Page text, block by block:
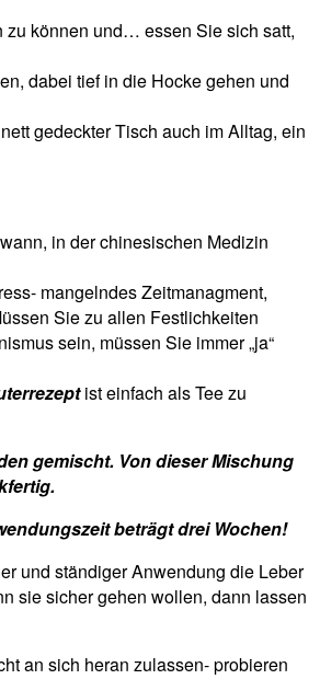
zu können und… essen Sie sich satt,
dabei tief in die Hocke gehen und
gedeckter Tisch auch im Alltag, ein
in der chinesischen Medizin
mangelndes Zeitmanagment,
Sie zu allen Festlichkeiten
sein, müssen Sie immer „ja“
ist einfach als Tee zu
gemischt. Von dieser Mischung
beträgt drei Wochen!
und ständiger Anwendung die Leber
sie sicher gehen wollen, dann lassen
an sich heran zulassen- probieren